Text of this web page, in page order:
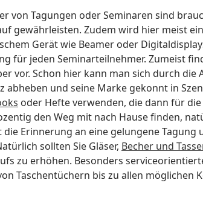
von Tagungen oder Seminaren sind
gewährleisten. Zudem wird hier meist
Gerät wie Beamer oder
für jeden Seminarteilnehmer. Zumeist
vor. Schon hier kann man sich durch
abheben und seine Marke gekonnt in
oder Hefte verwenden, die dann für
den Weg mit nach Hause finden,
die Erinnerung an eine gelungene
sollten Sie Gläser, Becher und
zu erhöhen. Besonders
Taschentüchern bis zu allen möglichen